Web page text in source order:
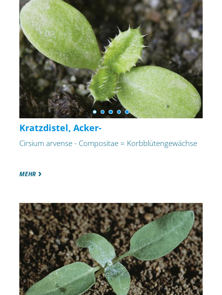
Kratzdistel, Acker-
Cirsium arvense - Compositae = Korbblütengewächse
MEHR